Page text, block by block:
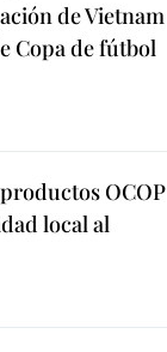
de Vietnam
Copa de fútbol
OCOP
local al